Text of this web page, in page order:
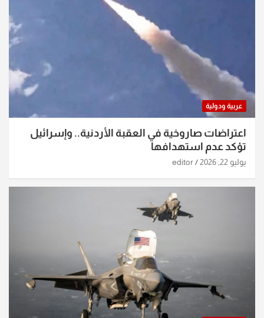
عربية ودولية
اعتراضات صاروخية في العقبة الأردنية.. وإسرائيل
تؤكد عدم استهدافها
يوليو 22, 2026 editor